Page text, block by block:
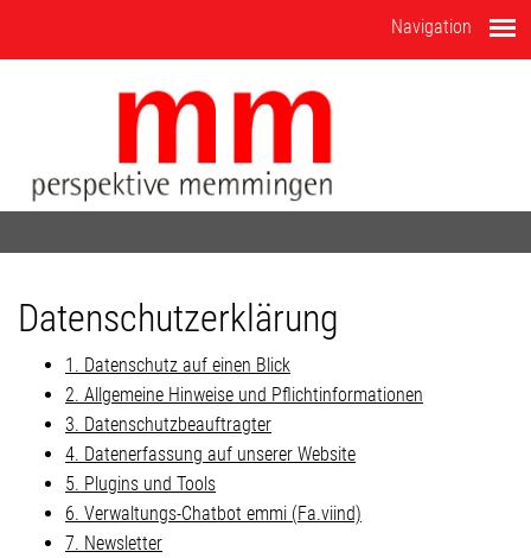
Navigation
Datenschutzerklärung
1. Datenschutz auf einen Blick
2. Allgemeine Hinweise und Pflichtinformationen
3. Datenschutzbeauftragter
4. Datenerfassung auf unserer Website
5. Plugins und Tools
6. Verwaltungs-Chatbot emmi (Fa.viind)
7. Newsletter